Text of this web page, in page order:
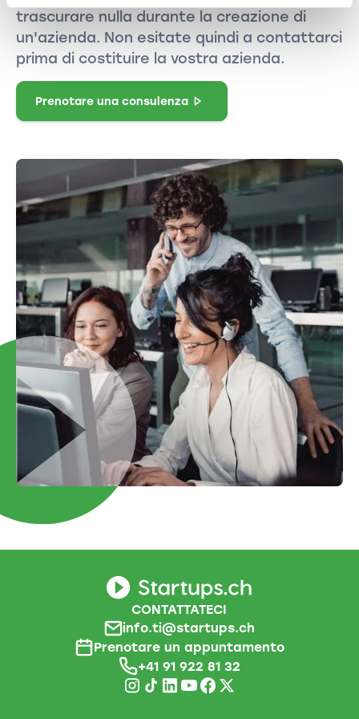
trascurare nulla durante la creazione di
un'azienda. Non esitate quindi a contattarci
prima di costituire la vostra azienda.
Prenotare una consulenza
CONTATTATECI
info.ti@startups.ch
Prenotare un appuntamento
+41 91 922 81 32